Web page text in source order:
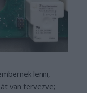
lenni,
van tervezve;